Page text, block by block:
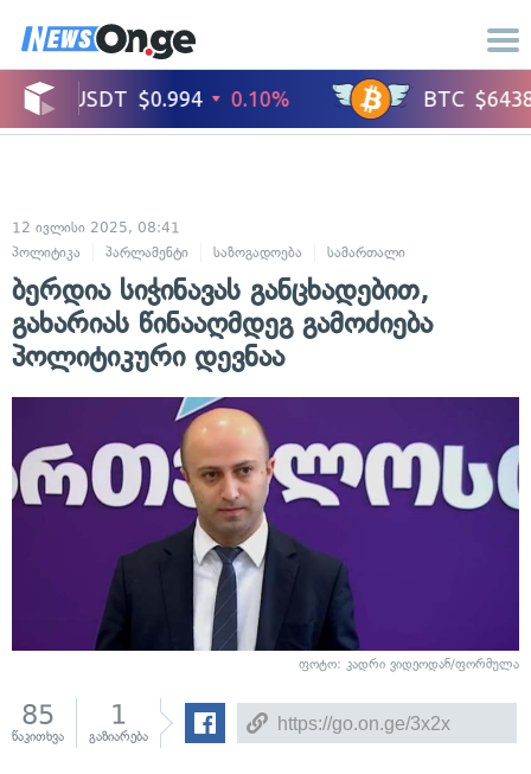
12 ივლისი 2025, 08:41
პოლიტიკა
პარლამენტი საზოგადოება სამართალი
ბერდია სიჭინავას განცხადებით,
გახარიას წინააღმდეგ გამოძიება
პოლიტიკური დევნაა
ფოტო: კადრი ვიდეოდან/ფორმულა
85
წაკითხვა
1
გაზიარება